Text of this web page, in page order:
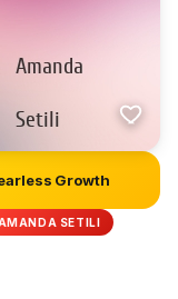
Growth
AMANDA SETILI